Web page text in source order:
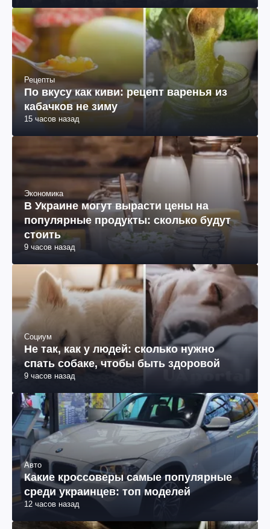
Рецепты
По вкусу как киви: рецепт варенья из
кабачков не зиму
15 часов назад
Экономика
В Украине могут вырасти цены на
популярные продукты: сколько будут
стоить
9 часов назад
Социум
Не так, как у людей: сколько нужно
спать собаке, чтобы быть здоровой
9 часов назад
Авто
Какие кроссоверы самые популярные
среди украинцев: топ моделей
12 часов назад